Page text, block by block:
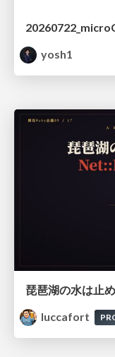
yosh1
luccafort